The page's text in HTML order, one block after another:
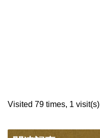
Visited 79 times, 1